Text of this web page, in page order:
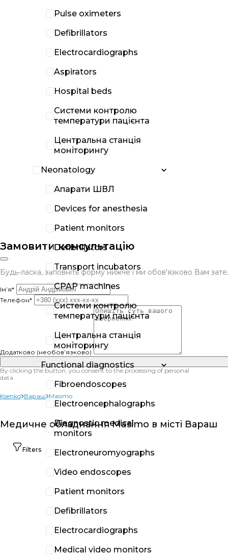
Замовити консультацію
Будь-ласка, заповніть форму нижче і ми обов'язково Вам
Ім’я*
Телефон*
Додатково (необов’язково)
By clicking the button, you consent to the processing of personal
data
Ksenko Вараш Masimo
Медичне обладнання Masimo в місті Вараш
Filters
Pulse oximeters
Defibrillators
Electrocardiographs
Aspirators
Hospital beds
Системи контролю
температури пацієнта
Центральна станція
моніторингу
Neonatology
Апарати ШВЛ
Devices for anesthesia
Patient monitors
Defibrillators
Transport incubators
CPAP machines
Системи контролю
температури пацієнта
Центральна станція
моніторингу
Functional diagnostics
Fibroendoscopes
Electroencephalographs
Diagnostic medical
monitors
Electroneuromyographs
Video endoscopes
Patient monitors
Defibrillators
Electrocardiographs
Medical video monitors